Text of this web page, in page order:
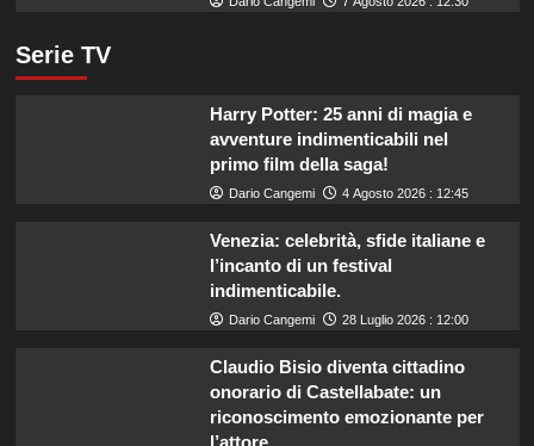
Serie TV
Harry Potter: 25 anni di magia e
avventure indimenticabili nel
primo film della saga!
Dario Cangemi 4 Agosto 2026 : 12:45
Venezia: celebrità, sfide italiane e
l’incanto di un festival
indimenticabile.
Dario Cangemi 28 Luglio 2026 : 12:00
Claudio Bisio diventa cittadino
onorario di Castellabate: un
riconoscimento emozionante per
l’attore.